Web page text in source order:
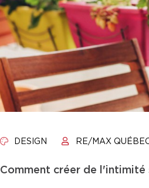
DESIGN RE/MAX
Comment créer de l'intimité